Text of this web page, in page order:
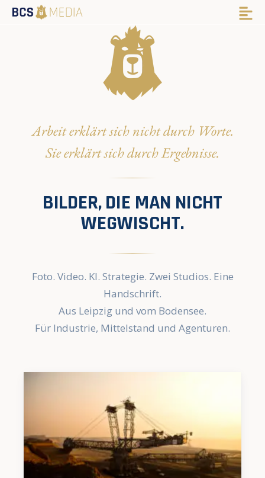
Arbeit erklärt sich nicht durch Worte.
Sie erklärt sich durch Ergebnisse.
BILDER, DIE MAN NICHT
WEGWISCHT.
Foto. Video. KI. Strategie. Zwei Studios. Eine
Handschrift.
Aus Leipzig und vom Bodensee.
Für Industrie, Mittelstand und Agenturen.